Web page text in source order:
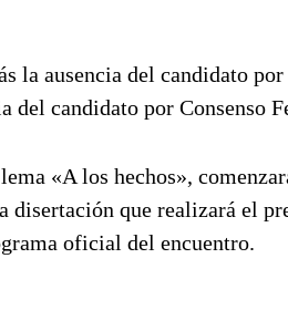
la ausencia del candidato
candidato por Consenso
«A los hechos»,
disertación que realizará el
oficial del encuentro.